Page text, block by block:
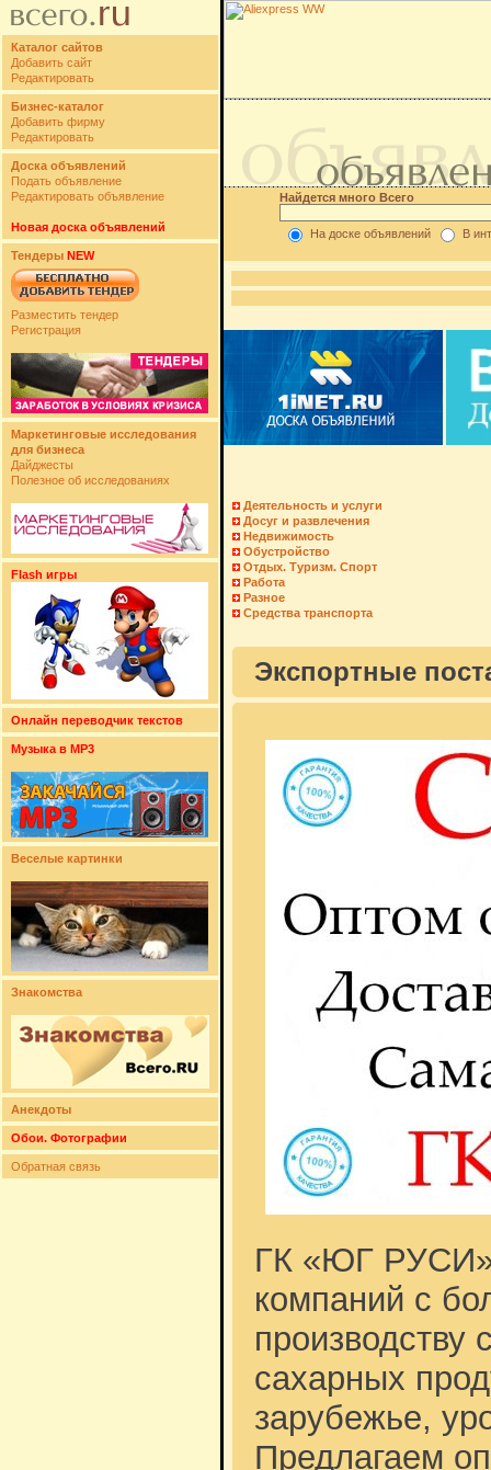
Каталог сайтов
Добавить сайт
Редактировать
Бизнес-каталог
Добавить фирму
Редактировать
Доска объявлений
Подать объявление
Редактировать объявление
Новая доска объявлений
Тендеры NEW
Разместить тендер
Регистрация
Маркетинговые исследования
для бизнеса
Дайджесты
Полезное об исследованиях
Flash игры
Онлайн переводчик текстов
Музыка в MP3
Веселые картинки
Знакомства
Анекдоты
Обои. Фотографии
Обратная связь
Найдется много Всего
На доске объявлений В
Деятельность и услуги
Досуг и развлечения
Недвижимость
Обустройство
Отдых. Туризм. Спорт
Работа
Разное
Средства транспорта
Экспортные
ГК «ЮГ РУСИ»
компаний с
производству
сахарных
зарубежье,
Предлагаем